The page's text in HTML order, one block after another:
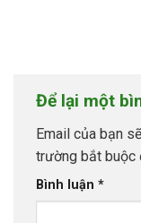
Để lại một
Email của bạn
trường bắt buộc
Bình luận *